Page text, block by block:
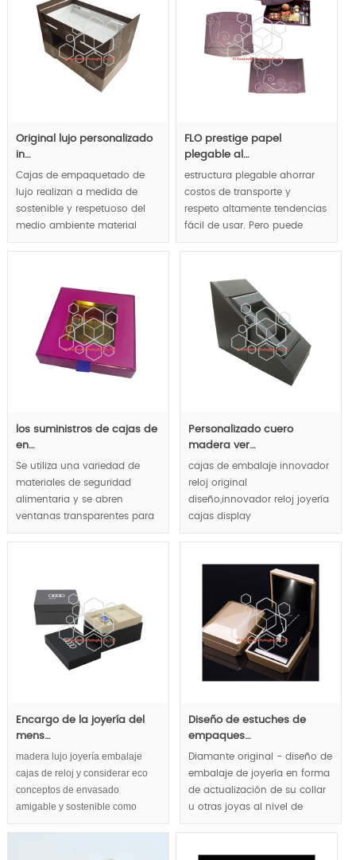
Original lujo personalizado
in…
Cajas de empaquetado de
lujo realizan a medida de
sostenible y respetuoso del
medio ambiente material
totalmente, conveniente para
reflejan concepto amigable,
lujo y apariencia natural
llevan las tendencias de
empaquetado de lujo.
MOQ:1000pcs.
FLO prestige papel
plegable al…
estructura plegable ahorrar
costos de transporte y
respeto altamente tendencias
fácil de usar. Pero puede
demostrarse gourmet de lujo
MOQ:1000pcs.
los suministros de cajas de
en…
Se utiliza una variedad de
materiales de seguridad
alimentaria y se abren
ventanas transparentes para
mostrar el chocolate
Personalizado cuero
madera ver…
cajas de embalaje innovador
reloj original
diseño,innovador reloj joyería
cajas display
manera,concepto de cajas de
Encargo de la joyería del
mens…
madera lujo joyería embalaje
cajas de reloj y considerar eco
conceptos de envasado
amigable y sostenible como
prioridad, firme sentimiento
de papel de lujo de pura pulpa
Diseño de estuches de
empaques…
Diamante original - diseño de
embalaje de joyería en forma
de actualización de su collar
u otras joyas al nivel de
diamante de lujo, las luces
diamantes más brillante.